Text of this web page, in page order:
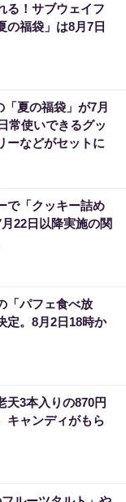
る！サブウェイフ
の福袋」は8月7日
夏の福袋」が7月
常使いできるグッ
ーなどがセットに
で「クッキー詰め
22日以降実施の関
「パフェ食べ放
定。8月2日18時か
天3本入りの870円
キャンディがもら